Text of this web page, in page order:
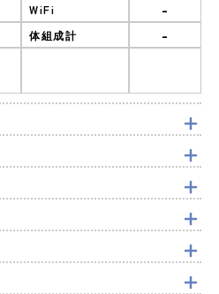
WiFi -
体組成計 -